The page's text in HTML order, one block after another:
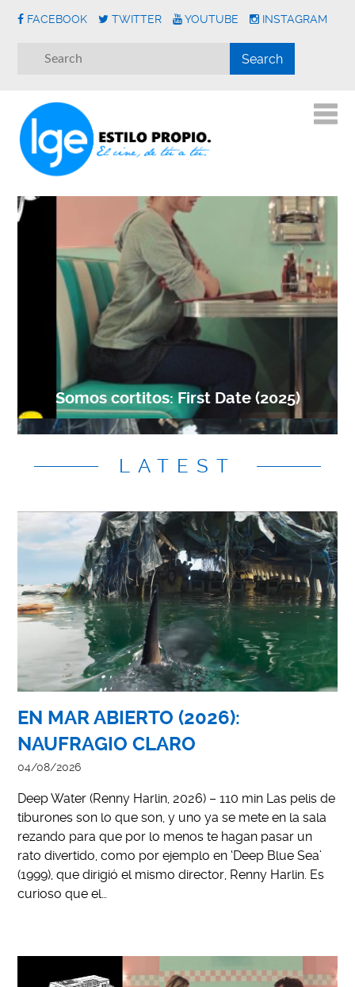
FACEBOOK TWITTER YOUTUBE INSTAGRAM
Somos cortitos: First Date (2025)
LATEST
EN MAR ABIERTO (2026):
NAUFRAGIO CLARO
04/08/2026
Deep Water (Renny Harlin, 2026) – 110 min Las pelis de
tiburones son lo que son, y uno ya se mete en la sala
rezando para que por lo menos te hagan pasar un
rato divertido, como por ejemplo en ‘Deep Blue Sea’
(1999), que dirigió el mismo director, Renny Harlin. Es
curioso que el…